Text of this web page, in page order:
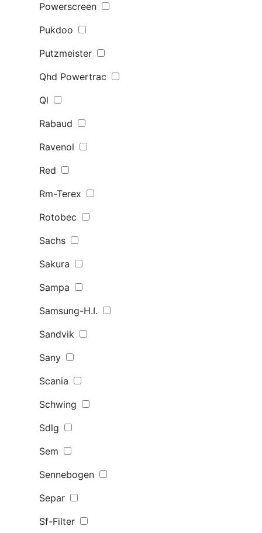
Powerscreen
Pukdoo
Putzmeister
Qhd Powertrac
Ql
Rabaud
Ravenol
Red
Rm-Terex
Rotobec
Sachs
Sakura
Sampa
Samsung-H.I.
Sandvik
Sany
Scania
Schwing
Sdlg
Sem
Sennebogen
Separ
Sf-Filter